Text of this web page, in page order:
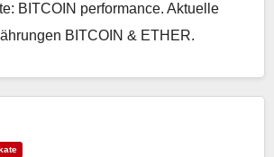
BITCOIN performance. Aktuelle
BITCOIN & ETHER.